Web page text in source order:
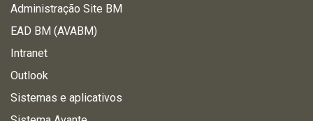
Administração Site BM
EAD BM (AVABM)
Intranet
Outlook
Sistemas e aplicativos